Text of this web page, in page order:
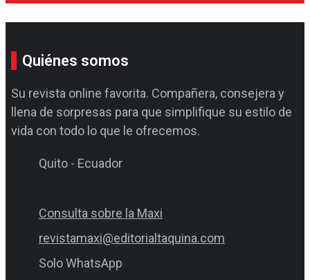
Quiénes somos
Su revista online favorita. Compañera, consejera y
llena de sorpresas para que simplifique su estilo de
vida con todo lo que le ofrecemos.
Quito - Ecuador
Consulta sobre la Maxi
revistamaxi@editorialtaquina.com
Solo WhatsApp